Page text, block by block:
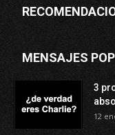
MENSAJES
3
12